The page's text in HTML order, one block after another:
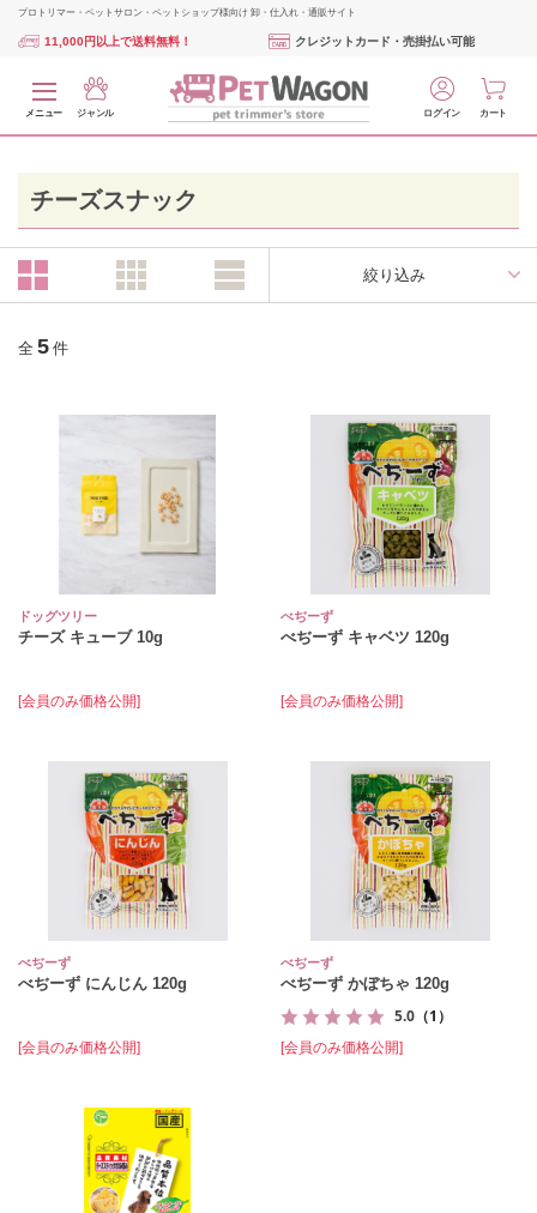
プロトリマー・ペットサロン・ペットショップ様向け 卸・仕入れ・通販サイト
11,000円以上で送料無料！ クレジットカード・売掛払い可能
メニュー ジャンル ログイン カート
チーズスナック
絞り込み
全 5 件
ドッグツリー
チーズ キューブ 10g
[会員のみ価格公開]
べぢーず
べぢーず キャベツ 120g
[会員のみ価格公開]
べぢーず
べぢーず にんじん 120g
[会員のみ価格公開]
べぢーず
べぢーず かぼちゃ 120g
5.0 （1）
[会員のみ価格公開]